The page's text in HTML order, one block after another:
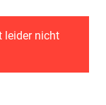
leider nicht